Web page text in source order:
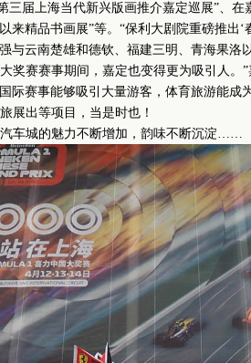
届上海当代新兴版画推介嘉定巡展”、在
精品书画展”等。“保利大剧院重磅推出‘
与云南楚雄和德钦、福建三明、青海果洛
奖赛赛事期间，嘉定也变得更为吸引人。
际赛事能够吸引大量游客，体育旅游能成
展出等项目，当是时也！
车城的魅力不断增加，韵味不断沉淀……